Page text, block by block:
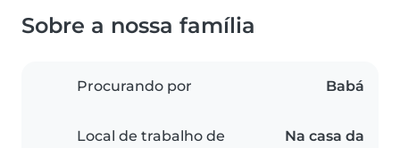
Sobre a nossa família
Procurando por Babá
Local de trabalho de
Na casa da